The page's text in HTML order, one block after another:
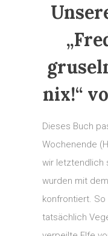
nix!“
Dieses Buch
Wochenende
wir letztendlich
wurden mit
konfrontiert.
tatsächlich